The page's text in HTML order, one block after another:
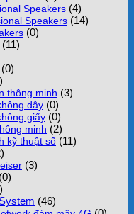
Speakers (4)
Speakers (14)
(0)
(11)
(0)
thông minh (3)
dây (0)
giấy (0)
minh (2)
kỹ thuật số (11)
(3)
(0)
(46)